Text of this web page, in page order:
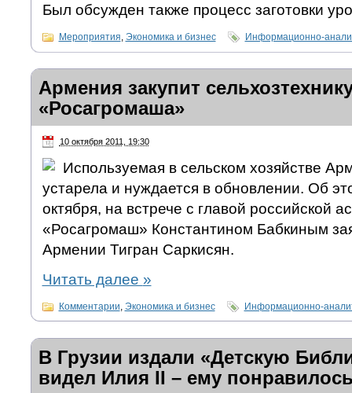
Был обсужден также процесс заготовки
Мероприятия Экономика и бизнес Информационно-
Армения закупит
«Росагромаша»
10 октября 2011, 19:30
Используемая в сельском хозяйстве
устарела и нуждается в обновлении. Об
октября, на встрече с главой российской
«Росагромаш» Константином Бабкиным
Армении Тигран Саркисян.
Читать далее »
Комментарии, Экономика и бизнес Информационно-
В Грузии издали «Детскую
видел Илия II – ему